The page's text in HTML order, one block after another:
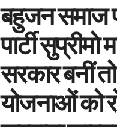
बहुजन समाज
पार्टी
सरकार बनीं
योजनाओं को